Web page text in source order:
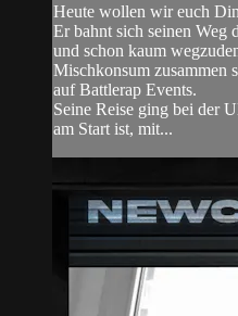
Heute wollen wir euch
Er bahnt sich seinen Weg
und schon kaum
Mischkonsum zusammen
auf Battlerap Events.
Seine Reise ging bei der
am Start ist, mit...